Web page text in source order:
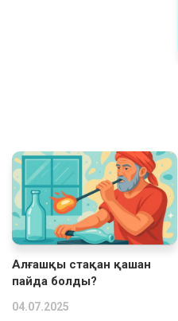
Алғашқы стақан қашан
пайда болды?
04.07.2025